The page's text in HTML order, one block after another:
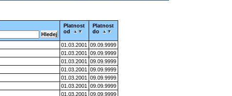
Platnost
od
Platnost
do
01.03.2001
09.09.9999
01.03.2001
09.09.9999
01.03.2001
09.09.9999
01.03.2001
09.09.9999
01.03.2001
09.09.9999
01.03.2001
09.09.9999
01.03.2001 09.09.9999